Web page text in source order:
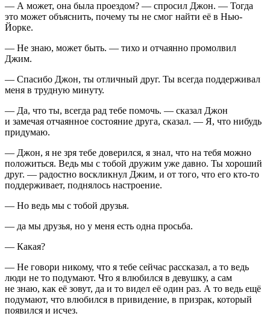
— А может, она была проездом? — спросил Джон. — Тогда
это может объяснить, почему ты не смог найти её в Нью-
Йорке.
— Не знаю, может быть. — тихо и отчаянно промолвил
Джим.
— Спасибо Джон, ты отличный друг. Ты всегда поддерживал
меня в трудную минуту.
— Да, что ты, всегда рад тебе помочь. — сказал Джон
и замечая отчаянное состояние друга, сказал. — Я, что нибудь
придумаю.
— Джон, я не зря тебе доверился, я знал, что на тебя можно
положиться. Ведь мы с тобой дружим уже давно. Ты хороший
друг. — радостно воскликнул Джим, и от того, что его кто-то
поддерживает, поднялось настроение.
— Но ведь мы с тобой друзья.
— да мы друзья, но у меня есть одна просьба.
— Какая?
— Не говори никому, что я тебе сейчас рассказал, а то ведь
люди не то подумают. Что я влюбился в девушку, а сам
не знаю, как её зовут, да и то видел её один раз. А то ведь ещё
подумают, что влюбился в привидение, в призрак, который
появился и исчез.